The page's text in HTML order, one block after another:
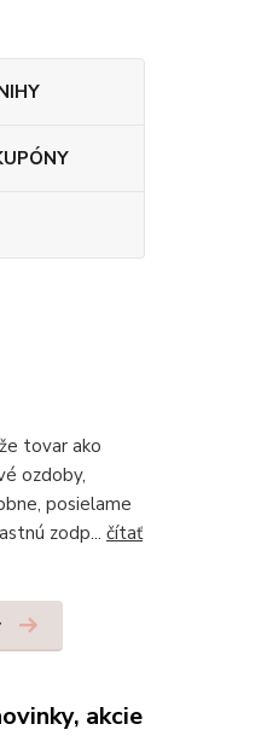
tovar ako
ozdoby,
posielame
zodp... čítať
akcie